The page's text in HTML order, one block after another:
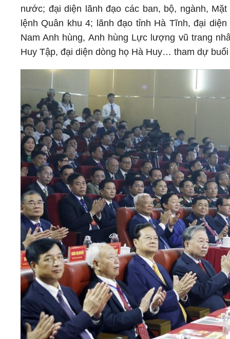
nước; đại diện lãnh đạo các ban, bộ, ngành,
lệnh Quân khu 4; lãnh đạo tỉnh Hà Tĩnh, đại
Nam Anh hùng, Anh hùng Lực lượng vũ trang
Huy Tập, đại diện dòng họ Hà Huy… tham dự